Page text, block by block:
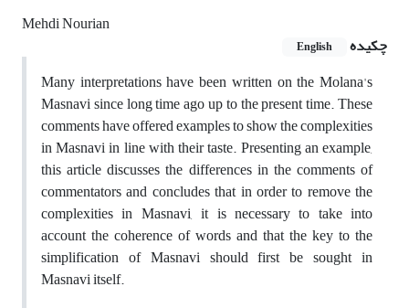
Mehdi Nourian
چکیده
English
Many interpretations have been written on the Molana's
Masnavi since long time ago up to the present time. These
comments have offered examples to show the complexities
in Masnavi in line with their taste. Presenting an example,
this article discusses the differences in the comments of
commentators and concludes that in order to remove the
complexities in Masnavi, it is necessary to take into
account the coherence of words and that the key to the
simplification of Masnavi should first be sought in
Masnavi itself.